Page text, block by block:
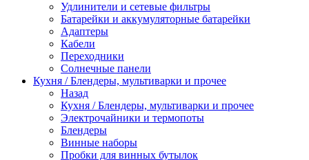
Удлинители и сетевые фильтры
Батарейки и аккумуляторные батарейки
Адаптеры
Кабели
Переходники
Солнечные панели
Кухня / Блендеры, мультиварки и прочее
Назад
Кухня / Блендеры, мультиварки и прочее
Электрочайники и термопоты
Блендеры
Винные наборы
Пробки для винных бутылок